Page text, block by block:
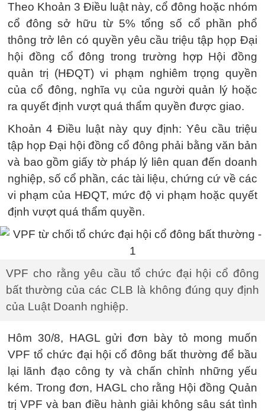
Theo Khoản 3 Điều luật này, cổ đông hoặc nhóm
cổ đông sở hữu từ 5% tổng số cổ phần phổ
thông trở lên có quyền yêu cầu triệu tập họp Đại
hội đồng cổ đông trong trường hợp Hội đồng
quản trị (HĐQT) vi phạm nghiêm trọng quyền
của cổ đông, nghĩa vụ của người quản lý hoặc
ra quyết định vượt quá thẩm quyền được giao.
Khoản 4 Điều luật này quy định: Yêu cầu triệu
tập họp Đại hội đồng cổ đông phải bằng văn bản
và bao gồm giấy tờ pháp lý liên quan đến doanh
nghiệp, số cổ phần, các tài liệu, chứng cứ về các
vi phạm của HĐQT, mức độ vi phạm hoặc quyết
định vượt quá thẩm quyền.
VPF cho rằng yêu cầu tổ chức đại hội cổ đông
bất thường của các CLB là không đúng quy định
của Luật Doanh nghiệp.
Hôm 30/8, HAGL gửi đơn bày tỏ mong muốn
VPF tổ chức đại hội cổ đông bất thường để bầu
lại lãnh đạo công ty và chấn chỉnh những yếu
kém. Trong đơn, HAGL cho rằng Hội đồng Quản
trị VPF và ban điều hành giải không sâu sát tình